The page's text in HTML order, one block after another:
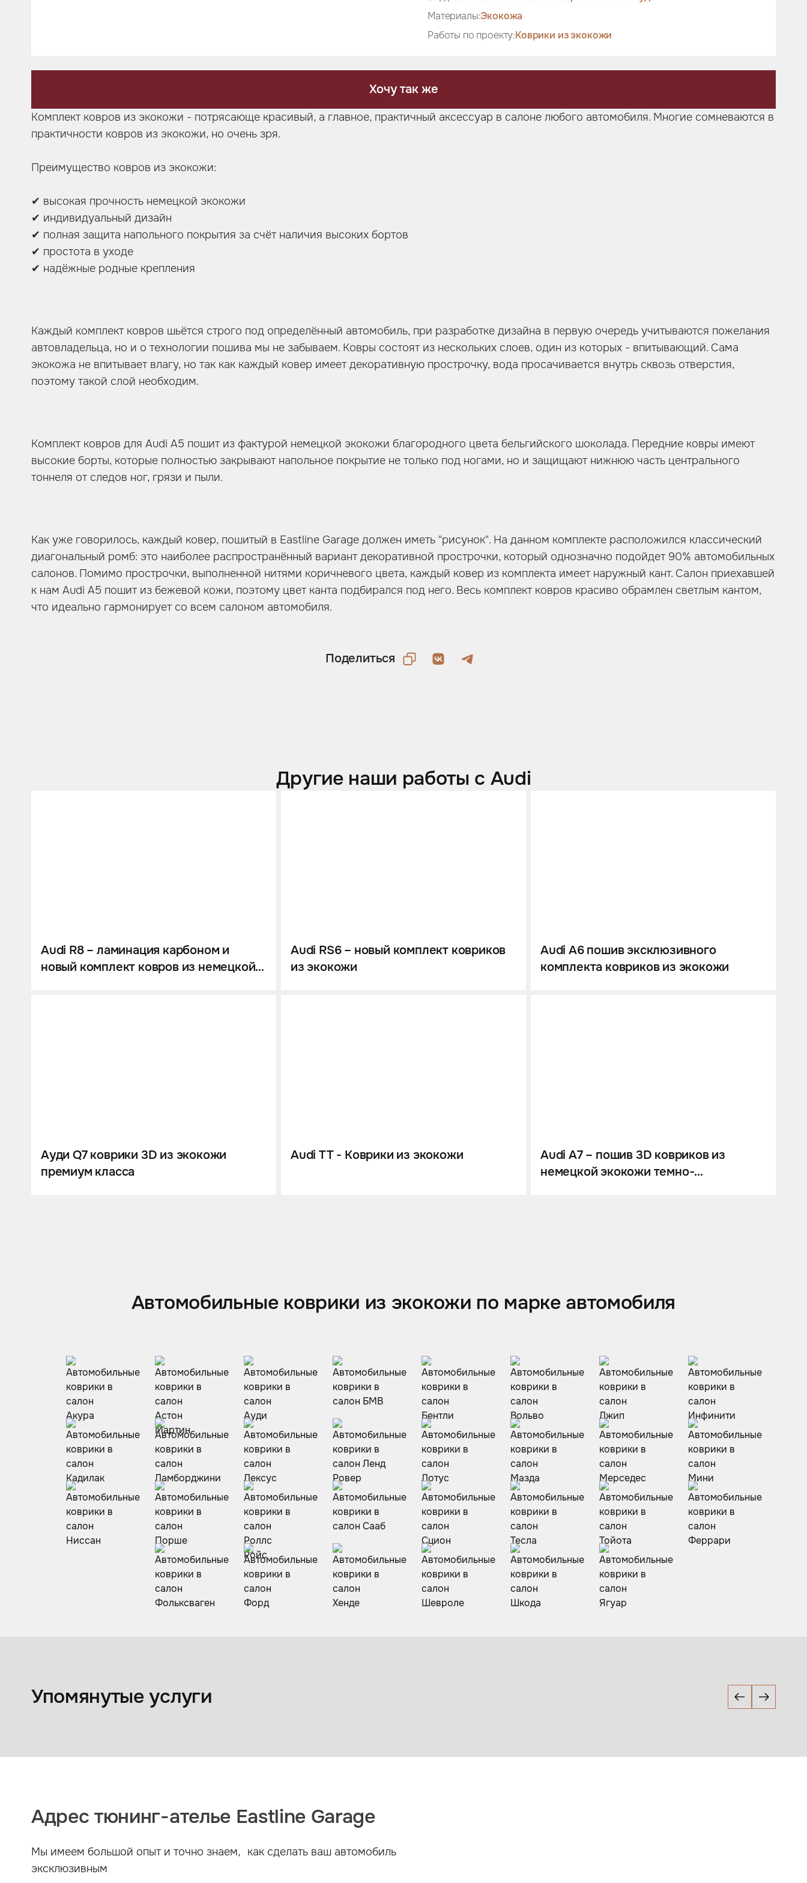
Материалы:Экокожа
Работы по проекту:Коврики из экокожи
Хочу так же
Комплект ковров из экокожи - потрясающе красивый, а главное, практичный аксессуар в салоне любого автомобиля. Многие сомневаются в
практичности ковров из экокожи, но очень зря.
Преимущество ковров из экокожи:
✔ высокая прочность немецкой экокожи
✔ индивидуальный дизайн
✔ полная защита напольного покрытия за счёт наличия высоких бортов
✔ простота в уходе
✔ надёжные родные крепления
Каждый комплект ковров шьётся строго под определённый автомобиль, при разработке дизайна в первую очередь учитываются пожелания
автовладельца, но и о технологии пошива мы не забываем. Ковры состоят из нескольких слоев, один из которых - впитывающий. Сама
экокожа не впитывает влагу, но так как каждый ковер имеет декоративную прострочку, вода просачивается внутрь сквозь отверстия,
поэтому такой слой необходим.
Комплект ковров для Audi A5 пошит из фактурой немецкой экокожи благородного цвета бельгийского шоколада. Передние ковры имеют
высокие борты, которые полностью закрывают напольное покрытие не только под ногами, но и защищают нижнюю часть центрального
тоннеля от следов ног, грязи и пыли.
Как уже говорилось, каждый ковер, пошитый в Eastline Garage должен иметь "рисунок". На данном комплекте расположился классический
диагональный ромб: это наиболее распространённый вариант декоративной прострочки, который однозначно подойдет 90% автомобильных
салонов. Помимо прострочки, выполненной нитями коричневого цвета, каждый ковер из комплекта имеет наружный кант. Салон приехавшей
к нам Audi A5 пошит из бежевой кожи, поэтому цвет канта подбирался под него. Весь комплект ковров красиво обрамлен светлым кантом,
что идеально гармонирует со всем салоном автомобиля.
Поделиться
Другие наши работы с Audi
Audi R8 – ламинация карбоном и
новый комплект ковров из немецкой
Audi RS6 – новый комплект ковриков
из экокожи
Audi A6 пошив эксклюзивного
комплекта ковриков из экокожи
Ауди Q7 коврики 3D из экокожи
премиум класса
Audi TT - Коврики из экокожи
Audi A7 – пошив 3D ковриков из
немецкой экокожи темно-
Автомобильные коврики из экокожи по марке автомобиля
Упомянутые услуги
Адрес тюнинг-ателье Eastline Garage
Мы имеем большой опыт и точно знаем, как сделать ваш автомобиль
эксклюзивным